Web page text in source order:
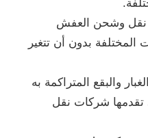
نقل وشحن العفش
المختلفة بدون أن تتغير
والبقع المتراكمة به
تقدمها شركات نقل